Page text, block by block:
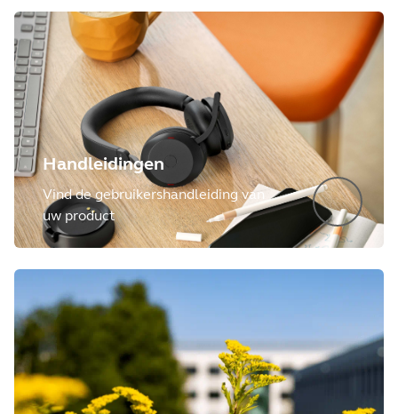
Handleidingen
Vind de gebruikershandleiding van
uw product